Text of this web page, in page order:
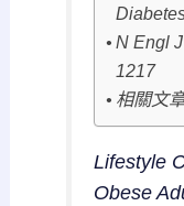
N Engl
1217
相關文
Lifestyle
Obese